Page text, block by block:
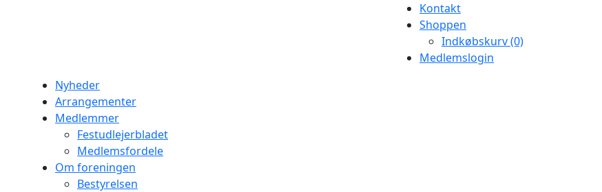
Kontakt
Shoppen
Indkøbskurv (0)
Medlemslogin
Nyheder
Arrangementer
Medlemmer
Festudlejerbladet
Medlemsfordele
Om foreningen
Bestyrelsen